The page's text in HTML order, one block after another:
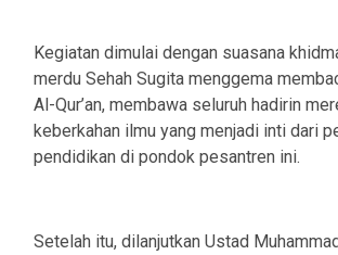
Kegiatan dimulai dengan suasana
merdu Sehah Sugita menggema
Al-Qur’an, membawa seluruh hadirin
keberkahan ilmu yang menjadi inti dari
pendidikan di pondok pesantren ini.
Setelah itu, dilanjutkan Ustad